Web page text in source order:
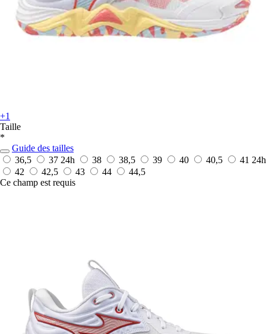
+1
Taille
*
Guide des tailles
36,5
37 24h 38 38,5 39 40 40,5 41 24h
42
42,5 43 44
44,5
Ce champ est requis